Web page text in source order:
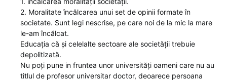
2. Moralitate încălcarea unui set de opinii formate în
societate. Sunt legi nescrise, pe care noi de la mic la mare
le-am încălcat.
Educația că și celelalte sectoare ale societății trebuie
depolitizată.
Nu poți pune in fruntea unor universități oameni care nu au
titlul de profesor universitar doctor, deoarece persoana